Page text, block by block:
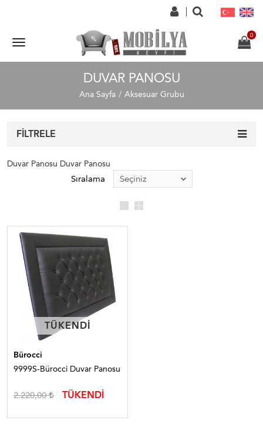
DUVAR PANOSU
Ana Sayfa Aksesuar Grubu
FILTRELE
Duvar Panosu Duvar Panosu
Sıralama
TÜKENDI
TÜKENDI
Bürocci
9999S-Bürocci Duvar Panosu
2.220,00 TÜKENDİ